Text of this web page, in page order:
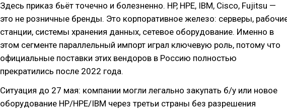
Здесь приказ бьёт точечно и болезненно. HP, HPE, IBM, Cisco, Fujitsu —
это не розничные бренды. Это корпоративное железо: серверы,
станции, системы хранения данных, сетевое оборудование. Именно в
этом сегменте параллельный импорт играл ключевую роль, потому что
официальные поставки этих вендоров в Россию полностью
прекратились после 2022 года.
Ситуация до 27 мая: компании могли легально закупать б/у или новое
оборудование HP/HPE/IBM через третьи страны без разрешения